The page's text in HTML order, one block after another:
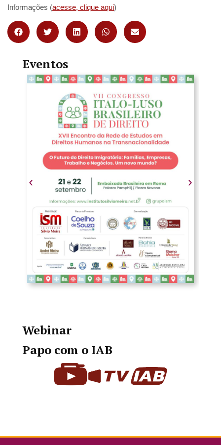
Informações (acesse, clique aqui)
Eventos
Webinar
Papo com o IAB